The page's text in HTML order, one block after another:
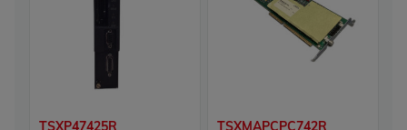
TSXP47425R TSXMAPCPC742R